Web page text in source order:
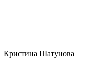
Кристина Шатунова